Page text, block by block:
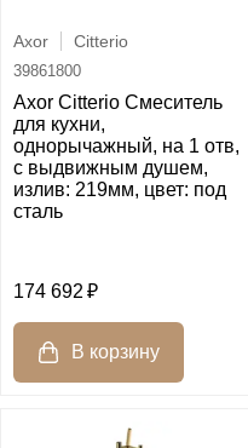
Axor Citterio
39861800
Axor Citterio Смеситель
для кухни,
однорычажный, на 1 отв,
с выдвижным душем,
излив: 219мм, цвет: под
сталь
174 692